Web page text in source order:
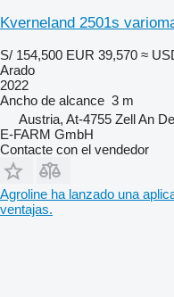
Kverneland 2501s
S/ 154,500 EUR 39,570 ≈
Arado
2022
Ancho de alcance 3 m
Austria, At-4755 Zell An
E-FARM GmbH
Contacte con el vendedor
Agroline ha lanzado una
ventajas.